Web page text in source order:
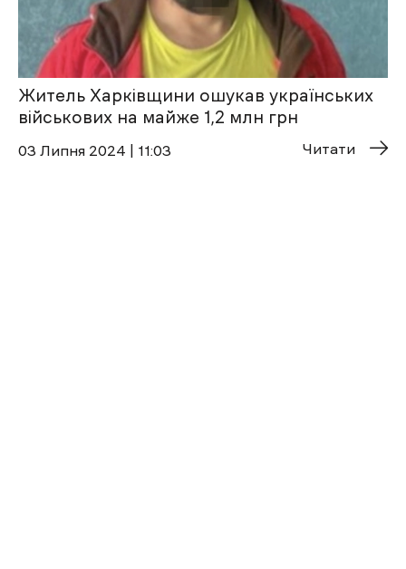
Житель Харківщини ошукав українських
військових на майже 1,2 млн грн
03 Липня 2024 | 11:03 Читати